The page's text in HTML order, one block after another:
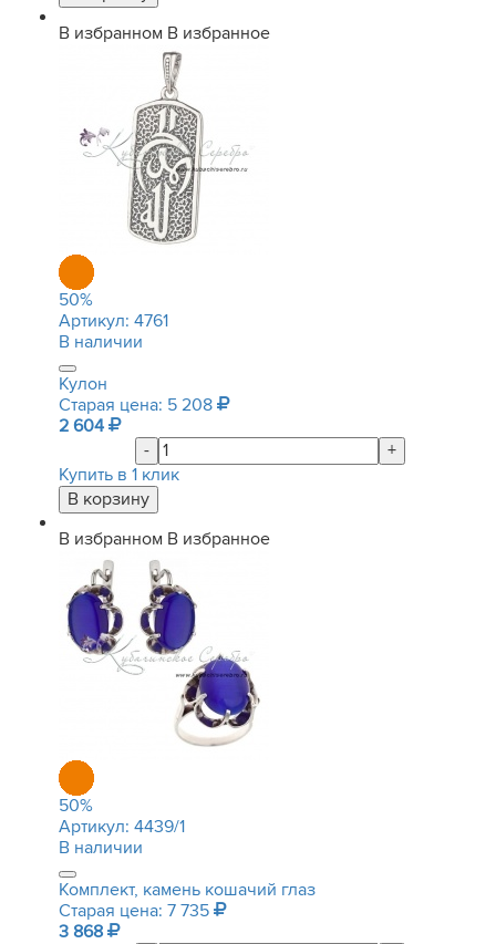
В избранном В избранное
50%
Артикул: 4761
В наличии
Кулон
Старая цена: 5 208
2 604
-
+
Купить в 1 клик
В избранном В избранное
50%
Артикул: 4439/1
В наличии
Комплект, камень кошачий глаз
Старая цена: 7 735
3 868